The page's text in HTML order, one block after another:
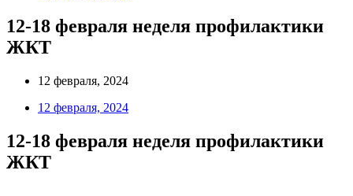
12-18 февраля неделя профилактики
ЖКТ
12 февраля, 2024
12 февраля, 2024
12-18 февраля неделя профилактики
ЖКТ